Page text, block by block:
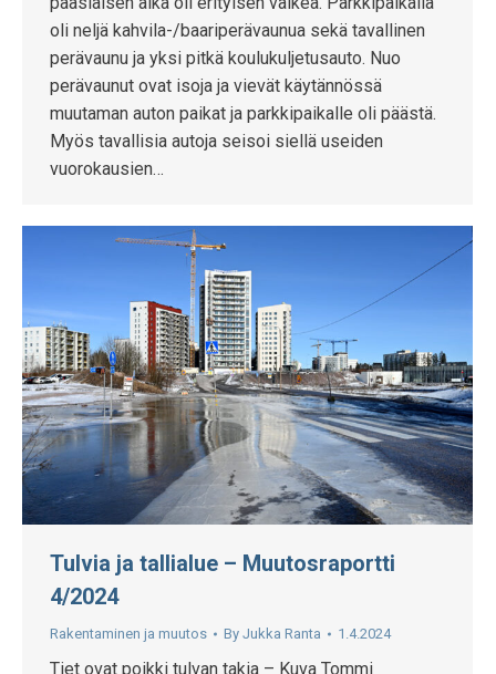
oli neljä kahvila-/baariperävaunua sekä tavallinen
perävaunu ja yksi pitkä koulukuljetusauto. Nuo
perävaunut ovat isoja ja vievät käytännössä
muutaman auton paikat ja parkkipaikalle oli päästä.
Myös tavallisia autoja seisoi siellä useiden
vuorokausien…
Tulvia ja tallialue – Muutosraportti
4/2024
Rakentaminen ja muutos By Jukka Ranta 1.4.2024
Tiet ovat poikki tulvan takia – Kuva Tommi